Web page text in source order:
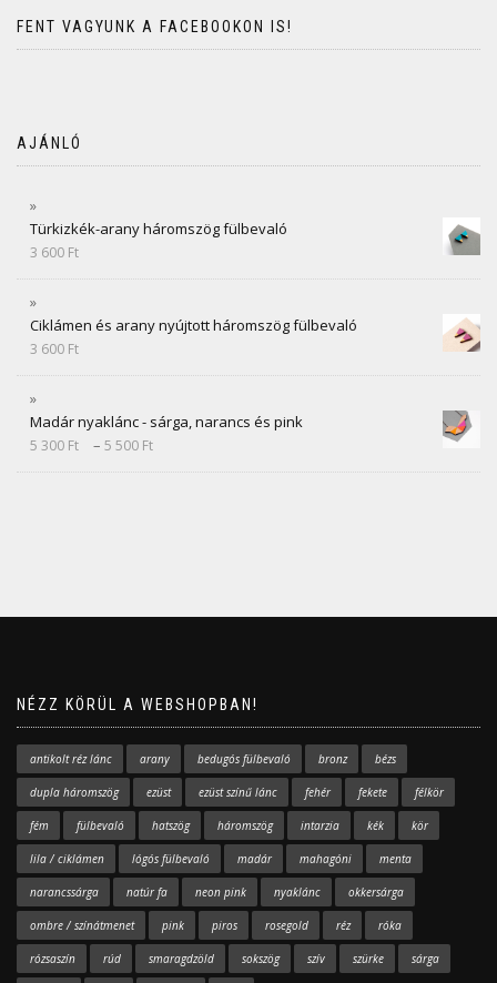
FENT VAGYUNK A FACEBOOKON IS!
AJÁNLÓ
Türkizkék-arany háromszög fülbevaló
3 600 Ft
Ciklámen és arany nyújtott háromszög fülbevaló
3 600 Ft
Madár nyaklánc - sárga, narancs és pink
5 300 Ft – 5 500 Ft
NÉZZ KÖRÜL A WEBSHOPBAN!
antikolt réz lánc arany bedugós fülbevaló bronz bézs
dupla háromszög ezüst ezüst színű lánc fehér fekete félkör
fém fülbevaló hatszög háromszög intarzia kék kör
lila / ciklámen lógós fülbevaló madár mahagóni menta
narancssárga natúr fa neon pink nyaklánc okkersárga
ombre / színátmenet pink piros rosegold réz róka
rózsaszín rúd smaragdzöld sokszög szív szürke sárga